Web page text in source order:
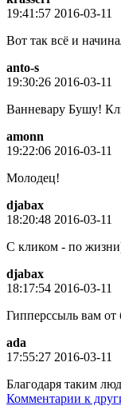
19:41:57 2016-03-11
Вот так всё и
anto-s
19:30:26 2016-03-11
Ванневару Бушу!
amonn
19:22:06 2016-03-11
Молодец!
djabax
18:20:48 2016-03-11
С кликом - по
djabax
18:17:54 2016-03-11
Гипперссыль вам от
ada
17:55:27 2016-03-11
Благодаря таким
Комментарии к